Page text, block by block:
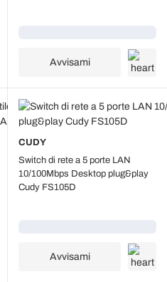
Avvisami
CUDY
Switch di rete a 5 porte LAN
10/100Mbps Desktop plug&play
Cudy FS105D
Avvisami